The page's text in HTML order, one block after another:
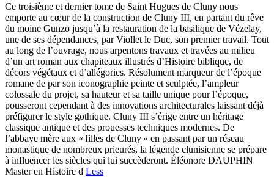
Ce troisième et dernier tome de Saint Hugues de Cluny nous
emporte au cœur de la construction de Cluny III, en partant du rêve
du moine Gunzo jusqu’à la restauration de la basilique de Vézelay,
une de ses dépendances, par Viollet le Duc, son premier travail. Tout
au long de l’ouvrage, nous arpentons travaux et travées au milieu
d’un art roman aux chapiteaux illustrés d’Histoire biblique, de
décors végétaux et d’allégories. Résolument marqueur de l’époque
romane de par son iconographie peinte et sculptée, l’ampleur
colossale du projet, sa hauteur et sa taille unique pour l’époque,
pousseront cependant à des innovations architecturales laissant déjà
préfigurer le style gothique. Cluny III s’érige entre un héritage
classique antique et des prouesses techniques modernes. De
l’abbaye mère aux « filles de Cluny » en passant par un réseau
monastique de nombreux prieurés, la légende clunisienne se prépare
à influencer les siècles qui lui succèderont. Éléonore DAUPHIN
Master en Histoire d Less